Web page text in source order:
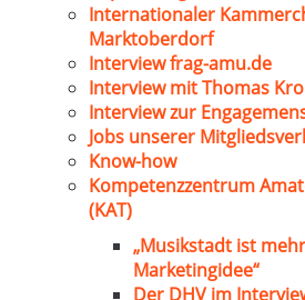
Internationaler
Marktoberdorf
Interview frag-amu.de
Interview mit Thomas
Interview zur
Jobs unserer
Know-how
Kompetenzzentrum
(KAT)
„Musikstadt ist
Marketingidee“
Der DHV im